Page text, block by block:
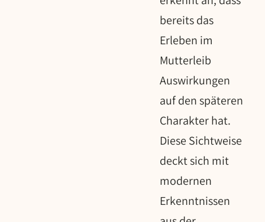
bereits das
Erleben im
Mutterleib
Auswirkungen
auf den späteren
Charakter hat.
Diese Sichtweise
deckt sich mit
modernen
Erkenntnissen